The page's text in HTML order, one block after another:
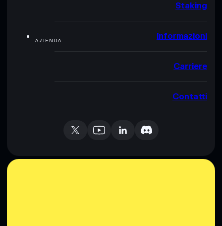
Staking
AZIENDA Informazioni
Carriere
Contatti